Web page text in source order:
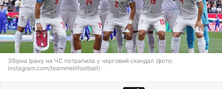
Збірна Ірану на ЧС потрапила у черговий скандал (фото:
instagram.com/teammellifootball)